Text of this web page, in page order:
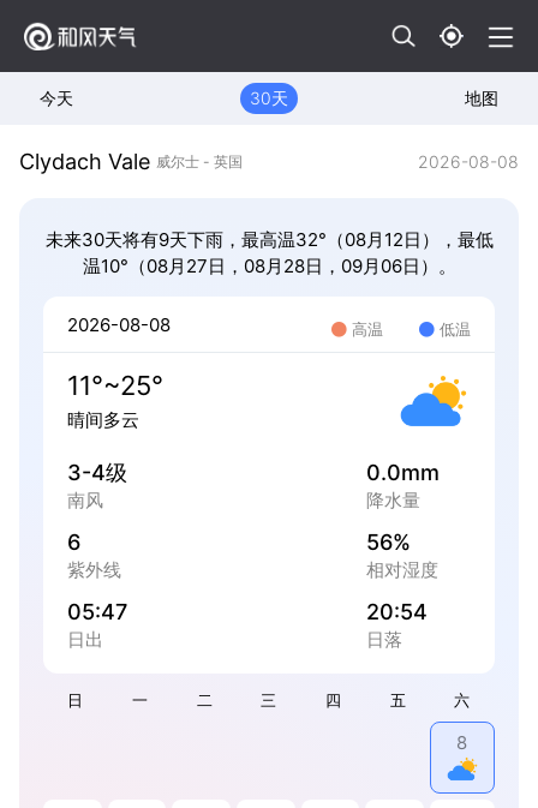
今天 30天 地图
Clydach Vale 威尔士 - 英国 2026-08-08
未来30天将有9天下雨，最高温32°（08月12日），最低
温10°（08月27日，08月28日，09月06日）。
日 一 二 三 四 五 六
8
2026-08-08 高温 低温
11°~25°
晴间多云
3-4级
南风
0.0mm
降水量
6
紫外线
56%
相对湿度
05:47
日出
20:54
日落